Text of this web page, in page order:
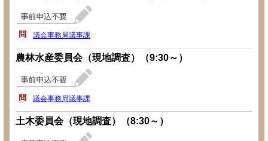
議会事務局議事課
農林水産委員会（現地調査）（9:30～）
議会事務局議事課
土木委員会（現地調査）（8:30～）